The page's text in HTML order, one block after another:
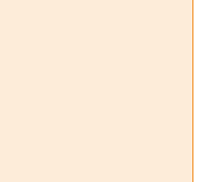
号登录才能继续。